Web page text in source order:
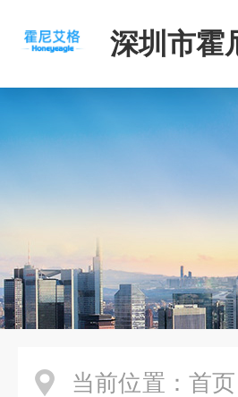
深圳市霍
当前位置： 首页